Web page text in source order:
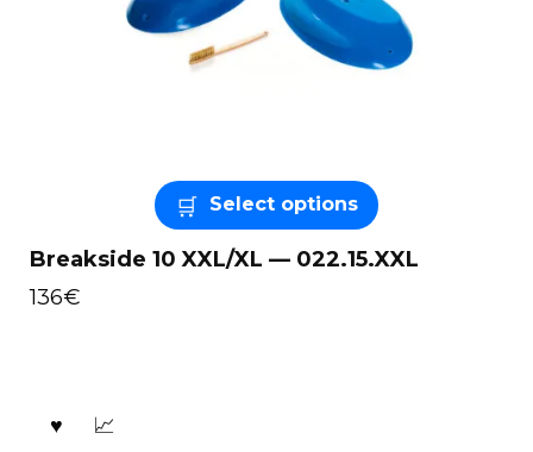
Select options
Breakside 10 XXL/XL — 022.15.XXL
136€